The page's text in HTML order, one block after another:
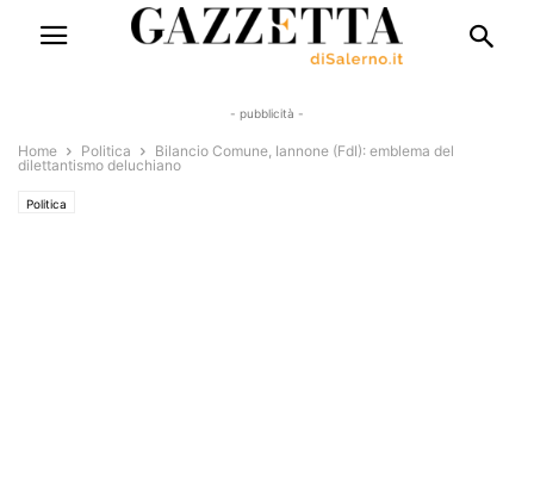
- pubblicità -
Home Politica
Bilancio Comune, Iannone (FdI): emblema del
dilettantismo deluchiano
Politica